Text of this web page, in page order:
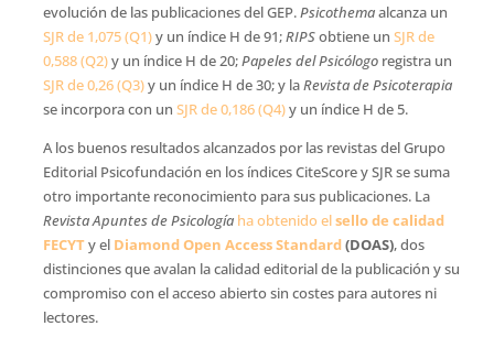
evolución de las publicaciones del GEP.Psicothemaalcanza un
SJR de 1,075 (Q1)y un índice H de 91;RIPSobtiene un SJR de
0,588 (Q2)y un índice H de 20;Papeles del Psicólogoregistra un
SJR de 0,26 (Q3)y un índice H de 30; y laRevista de Psicoterapia
se incorpora con un SJR de 0,186 (Q4)y un índice H de 5.
A los buenos resultados alcanzados por las revistas del Grupo
Editorial Psicofundación en los índices CiteScore y SJR se suma
otro importante reconocimiento para sus publicaciones. La
Revista Apuntes de Psicología ha obtenido elsello de calidad
FECYTy el Diamond Open Access Standard(DOAS), dos
distinciones que avalan la calidad editorial de la publicación y su
compromiso con el acceso abierto sin costes para autores ni
lectores.